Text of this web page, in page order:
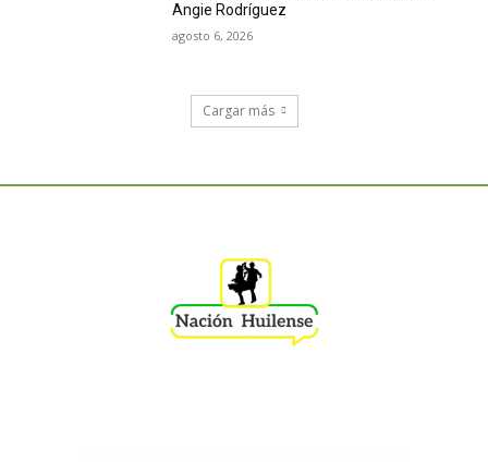
Angie Rodríguez
agosto 6, 2026
Cargar más